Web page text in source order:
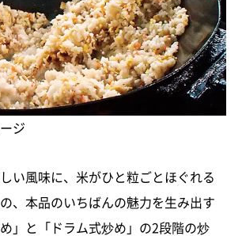
ジ
い風味に、米がひと粒ごとほぐれる
、本品のいちばんの魅力を生み出す
」と「ドラム式炒め」の2段階の炒